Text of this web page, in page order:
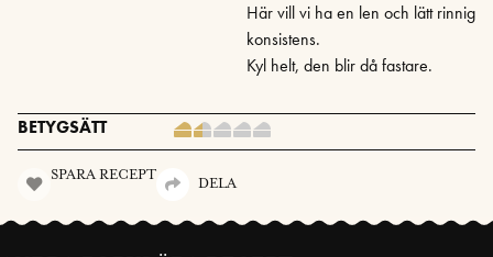
Här vill vi ha en len och lätt rinnig
konsistens.
Kyl helt, den blir då fastare.
BETYGSÄTT
SPARA RECEPT
DELA